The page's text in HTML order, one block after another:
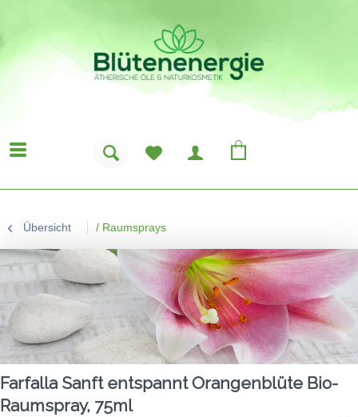
Übersicht / Raumsprays
Farfalla Sanft entspannt Orangenblüte Bio-
Raumspray, 75ml